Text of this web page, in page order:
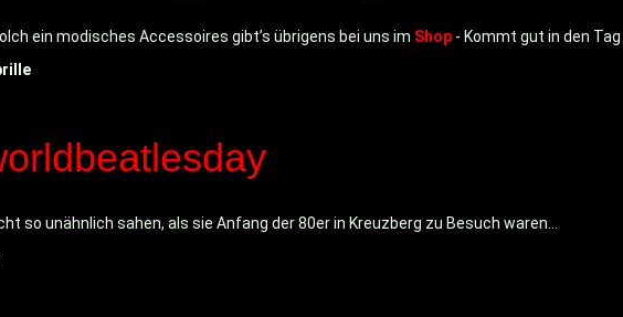
ein modisches Accessoires gibt’s übrigens bei uns im Shop - Kommt gut in den
so unähnlich sahen, als sie Anfang der 80er in Kreuzberg zu Besuch waren…